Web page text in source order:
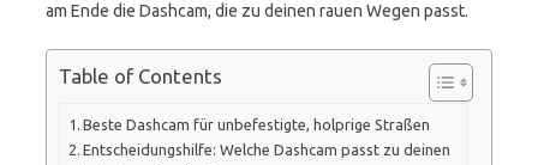
am Ende die Dashcam, die zu deinen rauen Wegen passt.
Table of Contents
Beste Dashcam für unbefestigte, holprige Straßen
Entscheidungshilfe: Welche Dashcam passt zu deinen